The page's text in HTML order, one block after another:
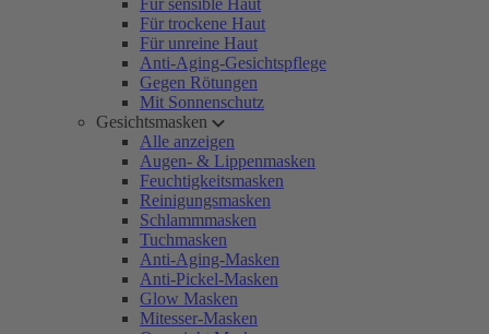
Für sensible Haut
Für trockene Haut
Für unreine Haut
Anti-Aging-Gesichtspflege
Gegen Rötungen
Mit Sonnenschutz
Gesichtsmasken
Alle anzeigen
Augen- & Lippenmasken
Feuchtigkeitsmasken
Reinigungsmasken
Schlammmasken
Tuchmasken
Anti-Aging-Masken
Anti-Pickel-Masken
Glow Masken
Mitesser-Masken